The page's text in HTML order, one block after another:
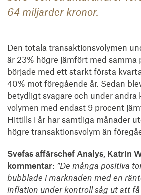
64 miljarder kronor.
Den totala transaktionsvolymen
är 23% högre jämfört med samma
började med ett starkt första
40% mot föregående år. Sedan
betydligt svagare och under andra
volymen med endast 9 procent
Hittills i år har samtliga månader
högre transaktionsvolym än
Svefas affärschef Analys, Katrin
kommentar: ”De många positiva
bubblade i marknaden med en
inflation under kontroll såg ut att